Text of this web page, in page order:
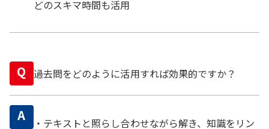
どのスキマ時間も活用
Q 過去問をどのように活用すれば効果的ですか？
A ・テキストと照らし合わせながら解き、知識をリン